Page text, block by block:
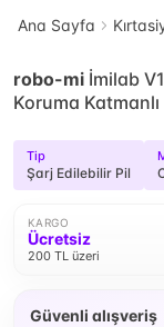
Ana Sayfa
robo-mi İmilab
Koruma
Tip
Şarj Edilebilir Pil
KARGO
Ücretsiz
200 TL üzeri
Güvenli alışveriş